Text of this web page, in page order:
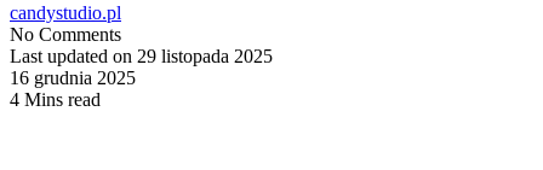
candystudio.pl
No Comments
Last updated on 29 listopada 2025
16 grudnia 2025
4 Mins read